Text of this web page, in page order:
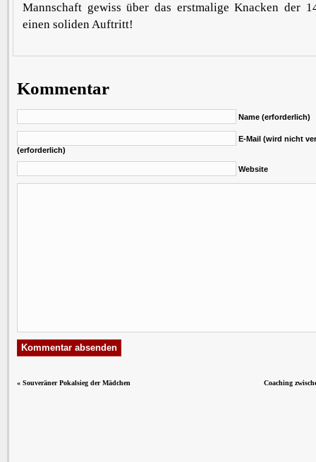
Mannschaft gewiss über das erstmalige Knacken der
einen soliden Auftritt!
Kommentar
Name (erforderlich)
E-Mail (wird nicht
(erforderlich)
Website
« Souveräner Pokalsieg der Mädchen Coaching